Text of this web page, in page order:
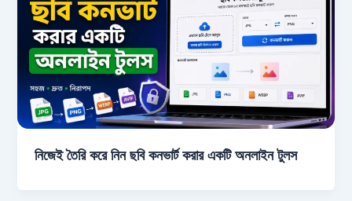
নিজেই তৈরি করে নিন ছবি কনভার্ট করার একটি অনলাইন টুলস